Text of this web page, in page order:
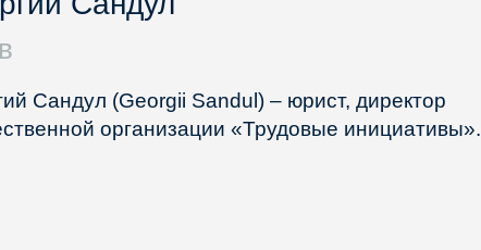
Сандул (Georgii Sandul) – юрист, директор
организации «Трудовые инициативы».